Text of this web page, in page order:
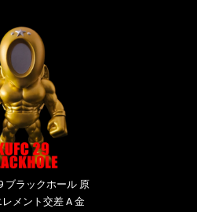
ブラックホール 原
メント交差 A 金